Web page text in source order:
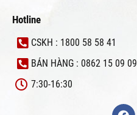
Hotline
CSKH : 1800 58 58 41
BÁN HÀNG : 0862 15 09 09
7:30-16:30